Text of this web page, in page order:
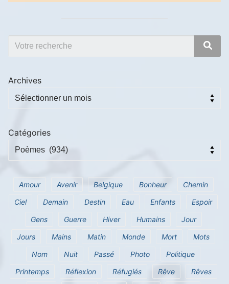
Archives
Catégories
Amour Avenir Belgique Bonheur
Chemin
Ciel
Demain Destin Eau Enfants
Espoir
Gens
Guerre Hiver Humains
Jour
Jours
Mains Matin Monde Mort
Mots
Nom
Nuit Passé Photo
Politique
Printemps
Réflexion Réfugiés Rêve
Rêves